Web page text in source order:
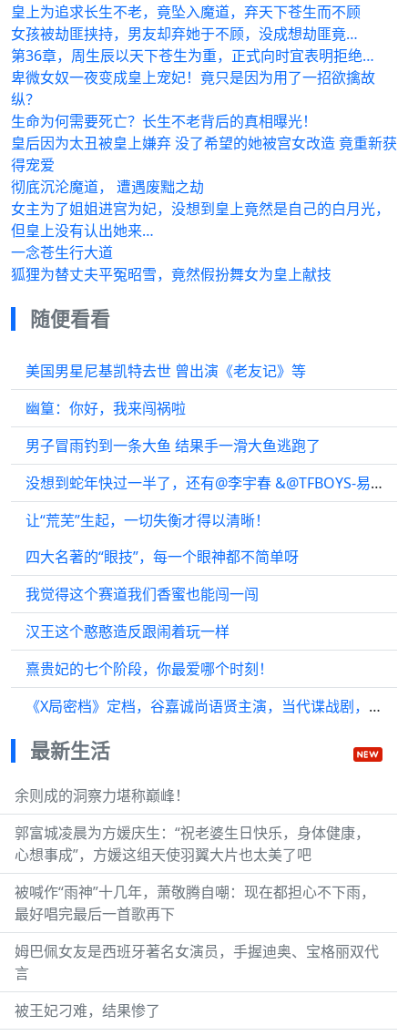
皇上为追求长生不老，竟坠入魔道，弃天下苍生而不顾
女孩被劫匪挟持，男友却弃她于不顾，没成想劫匪竟…
第36章，周生辰以天下苍生为重，正式向时宜表明拒绝…
卑微女奴一夜变成皇上宠妃！竟只是因为用了一招欲擒故
纵？
生命为何需要死亡？长生不老背后的真相曝光！
皇后因为太丑被皇上嫌弃 没了希望的她被宫女改造 竟重新获
得宠爱
彻底沉沦魔道， 遭遇废黜之劫
女主为了姐姐进宫为妃，没想到皇上竟然是自己的白月光，
但皇上没有认出她来…
一念苍生行大道
狐狸为替丈夫平冤昭雪，竟然假扮舞女为皇上献技
随便看看
美国男星尼基凯特去世 曾出演《老友记》等
幽篁：你好，我来闯祸啦
男子冒雨钓到一条大鱼 结果手一滑大鱼逃跑了
没想到蛇年快过一半了，还有@李宇春 &@TFBOYS-易烊千玺 同框售后惊喜花絮…
让“荒芜”生起，一切失衡才得以清晰！
四大名著的“眼技”，每一个眼神都不简单呀
我觉得这个赛道我们香蜜也能闯一闯
汉王这个憨憨造反跟闹着玩一样
熹贵妃的七个阶段，你最爱哪个时刻！
《X局密档》定档，谷嘉诚尚语贤主演，当代谍战剧，题材很新颖
最新生活
余则成的洞察力堪称巅峰！
郭富城凌晨为方媛庆生：“祝老婆生日快乐，身体健康，
心想事成”，方媛这组天使羽翼大片也太美了吧
被喊作“雨神”十几年，萧敬腾自嘲：现在都担心不下雨，
最好唱完最后一首歌再下
姆巴佩女友是西班牙著名女演员，手握迪奥、宝格丽双代
言
被王妃刁难，结果惨了